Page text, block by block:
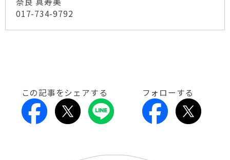
017-734-9792
この記事をシェアする フォローする